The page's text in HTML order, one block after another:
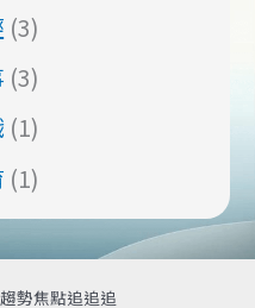
(3)
(3)
(1)
(1)
勢焦點追追追